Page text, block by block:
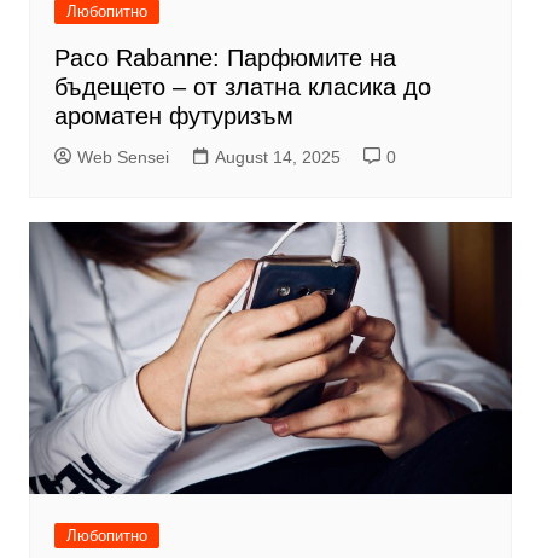
Любопитно
Paco Rabanne: Парфюмите на
бъдещето – от златна класика до
ароматен футуризъм
Web Sensei August 14, 2025 0
Любопитно